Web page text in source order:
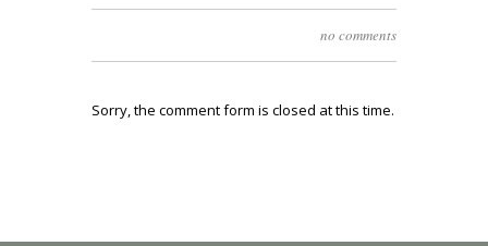
no comments
Sorry, the comment form is closed at this time.